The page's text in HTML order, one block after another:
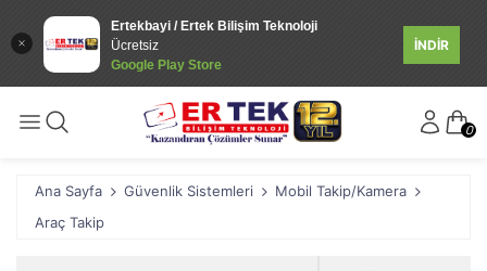
Ertekbayi / Ertek Bilişim Teknoloji
Ücretsiz
Google Play Store
İNDİR
0
Ana Sayfa Güvenlik Sistemleri
Mobil Takip/Kamera
Araç Takip